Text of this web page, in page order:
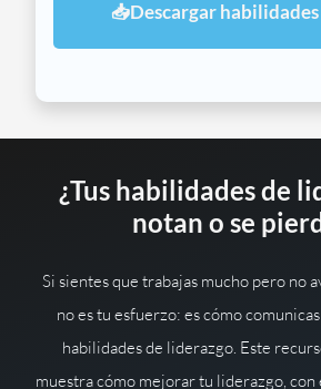
¿Tus habilidades de
notan o se
Si sientes que trabajas mucho pero no
no es tu esfuerzo: es cómo
habilidades de liderazgo. Este
muestra cómo mejorar tu liderazgo,
📥Descargar habilidades